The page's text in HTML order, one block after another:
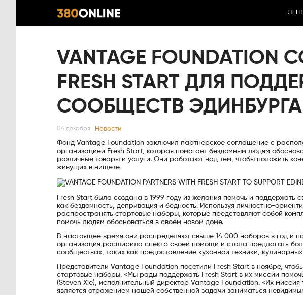
VANTAGE
FRESH START ДЛЯ
СООБЩЕСТВ ЭДИНБУРГА
04 декабря Новости
Фонд Vantage Foundation заключил партнерское соглашение с
организацией Fresh Start, которая помогает бездомным людям
различные товары и услуги. Они работают над тем, чтобы положить
живущих в нищете.
Fresh Start была создана в 1999 году из желания помочь и
как бездомность, депривация и бедность. Используя личностно-
распространять стартовые наборы, которые представляют собой
помочь людям обосноваться в своем новом доме.
В настоящее время они распределяют свыше 14 000 наборов в год и
организация расширила спектр своей помощи и стала предлагать
сообществах, таких как предоставление кухонной техники,
Представители Vantage Foundation посетили Fresh Start в ноябре,
стартовые наборы. «Мы рады поддержать Fresh Start в их миссии
(Steven Xie), исполнительный директор Vantage Foundation. «Их
является отражением нашей собственной задачи заниматься